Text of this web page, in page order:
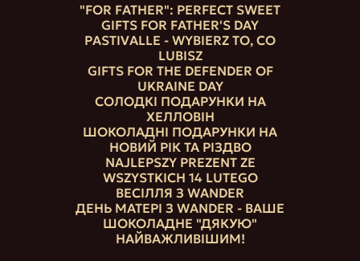
"FOR FATHER": PERFECT SWEET
GIFTS FOR FATHER'S DAY
PASTIVALLE - WYBIERZ TO, CO
LUBISZ
GIFTS FOR THE DEFENDER OF
UKRAINE DAY
СОЛОДКІ ПОДАРУНКИ НА
ХЕЛЛОВІН
ШОКОЛАДНІ ПОДАРУНКИ НА
НОВИЙ РІК ТА РІЗДВО
NAJLEPSZY PREZENT ZE
WSZYSTKICH 14 LUTEGO
ВЕСІЛЛЯ З WANDER
ДЕНЬ МАТЕРІ З WANDER - ВАШЕ
ШОКОЛАДНЕ "ДЯКУЮ"
НАЙВАЖЛИВІШИМ!